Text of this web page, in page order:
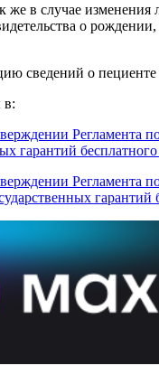
в случае
о
сведений о
в:
Регламента
гарантий
Регламента